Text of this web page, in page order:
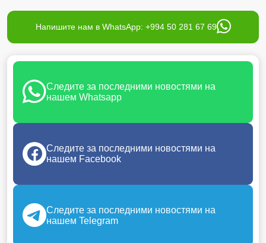
Напишите нам в WhatsApp: +994 50 281 67 69
Следите за последними новостями на
нашем Whatsapp
Следите за последними новостями на
нашем Facebook
Следите за последними новостями на
нашем Telegram